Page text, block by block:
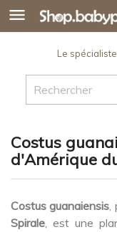

Le
Costus
d'Amérique
Costus guanaiensis,
Spirale, est une